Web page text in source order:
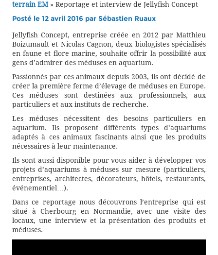
terrain EM» Reportage et interview de Jellyfish Concept
Posté le 12 avril 2016 par Sébastien Ruaux
Jellyfish Concept, entreprise créée en 2012 par Matthieu
Boizumault et Nicolas Cagnon, deux biologistes spécialisés
en faune et flore marine, souhaite offrir la possibilité aux
gens d’admirer des méduses en aquarium.
Passionnés par ces animaux depuis 2003, ils ont décidé de
créer la première ferme d’élevage de méduses en Europe.
Ces méduses sont destinées aux professionnels, aux
particuliers et aux instituts de recherche.
Les méduses nécessitent des besoins particuliers en
aquarium. Ils proposent différents types d’aquariums
adaptés à ces animaux fascinants ainsi que les produits
nécessaires à leur maintenance.
Ils sont aussi disponible pour vous aider à développer vos
projets d’aquariums à méduses sur mesure (particuliers,
entreprises, architectes, décorateurs, hôtels, restaurants,
événementiel…).
Dans ce reportage nous découvrons l’entreprise qui est
situé à Cherbourg en Normandie, avec une visite des
locaux, une interview et la présentation des produits et
méduses.